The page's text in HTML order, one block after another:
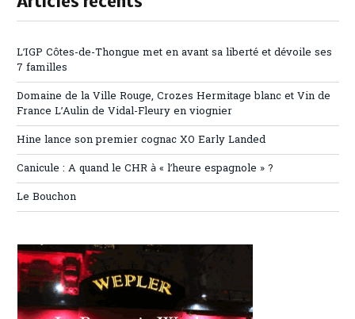
L’IGP Côtes-de-Thongue met en avant sa liberté et dévoile ses
7 familles
Domaine de la Ville Rouge, Crozes Hermitage blanc et Vin de
France L’Aulin de Vidal-Fleury en viognier
Hine lance son premier cognac XO Early Landed
Canicule : A quand le CHR à « l’heure espagnole » ?
Le Bouchon